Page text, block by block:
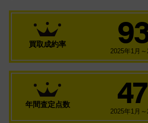
買取成約率
2025年1月
年間査定点数
2025年1月